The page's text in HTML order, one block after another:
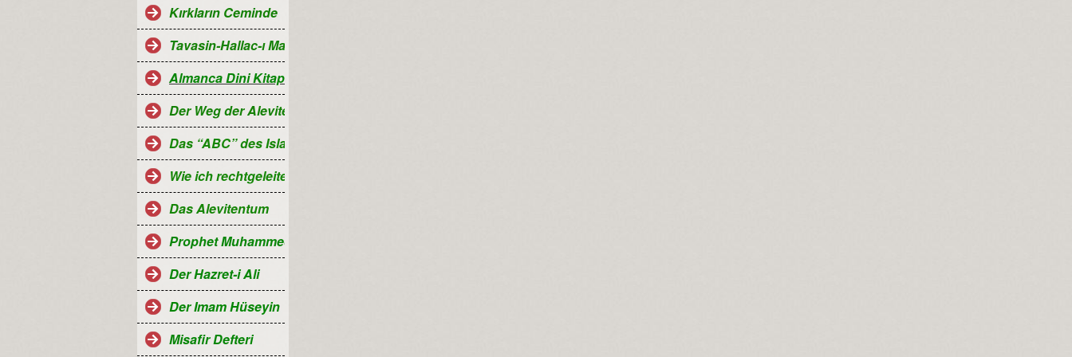
Kırkların Ceminde
Tavasin-Hallac-ı Mansur
Almanca Dini Kitaplar-Religiöse Bücher
Der Weg der Aleviten...
Das “ABC” des Islam
Wie ich rechtgeleitet wurde
Das Alevitentum
Prophet Muhammed
Der Hazret-i Ali
Der Imam Hüseyin
Misafir Defteri